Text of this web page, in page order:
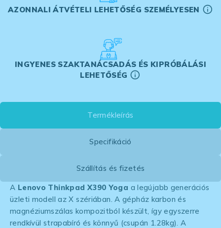
AZONNALI ÁTVÉTELI LEHETŐSÉG SZEMÉLYESEN
INGYENES SZAKTANÁCSADÁS ÉS KIPRÓBÁLÁSI
LEHETŐSÉG
Termékleírás
Specifikáció
Szállítás és fizetés
A Lenovo Thinkpad X390 Yoga a legújabb generációs
üzleti modell az X szériában. A gépház karbon és
magnéziumszálas kompozitból készült, így egyszerre
rendkívül strapabíró és könnyű (csupán 1.28kg). A